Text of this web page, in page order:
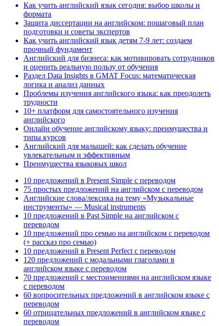
Как учить английский язык сегодня: выбор школы и
формата
Защита диссертации на английском: пошаговый план
подготовки и советы экспертов
Как учить английский язык детям 7-9 лет: создаем
прочный фундамент
Английский для бизнеса: как мотивировать сотрудников
и оценить реальную пользу от обучения
Раздел Data Insights в GMAT Focus: математическая
логика и анализ данных
Проблемы изучения английского языка: как преодолеть
трудности
10+ платформ для самостоятельного изучения
английского
Онлайн обучение английскому языку: преимущества и
типы курсов
Английский для малышей: как сделать обучение
увлекательным и эффективным
Преимущества языковых школ
10 предложений в Present Simple с переводом
75 простых предложений на английском с переводом
Английские слова/лексика на тему «Музыкальные
инструменты» — Musical instruments
10 предложений в Past Simple на английском с
переводом
10 предложений про семью на английском с переводом
(+ рассказ про семью)
10 предложений в Present Perfect с переводом
120 предложений с модальными глаголами в
английском языке с переводом
70 предложений с местоимениями на английском языке
с переводом
60 вопросительных предложений в английском языке с
переводом
60 отрицательных предложений в английском языке с
переводом